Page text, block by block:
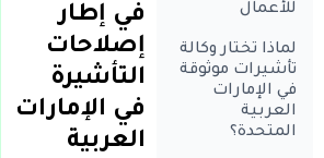
للأعمال
لماذا تختار وكالة
تأشيرات موثوقة
في الإمارات
العربية
المتحدة؟
في إطار
إصلاحات
التأشيرة
في الإمارات
العربية